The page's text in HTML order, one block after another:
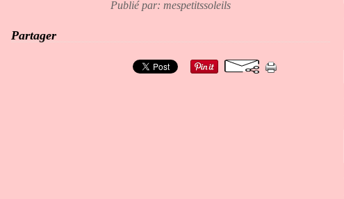
Publié par: mespetitssoleils
Partager